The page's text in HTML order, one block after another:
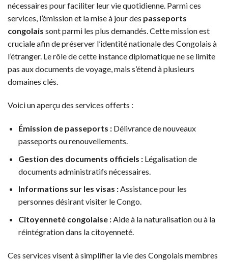
nécessaires pour faciliter leur vie quotidienne. Parmi ces
services, l’émission et la mise à jour des passeports
congolais sont parmi les plus demandés. Cette mission est
cruciale afin de préserver l’identité nationale des Congolais à
l’étranger. Le rôle de cette instance diplomatique ne se limite
pas aux documents de voyage, mais s’étend à plusieurs
domaines clés.
Voici un aperçu des services offerts :
Émission de passeports :Délivrance de nouveaux
passeports ou renouvellements.
Gestion des documents officiels :Légalisation de
documents administratifs nécessaires.
Informations sur les visas :Assistance pour les
personnes désirant visiter le Congo.
Citoyenneté congolaise :Aide à la naturalisation ou à la
réintégration dans la citoyenneté.
Ces services visent à simplifier la vie des Congolais membres